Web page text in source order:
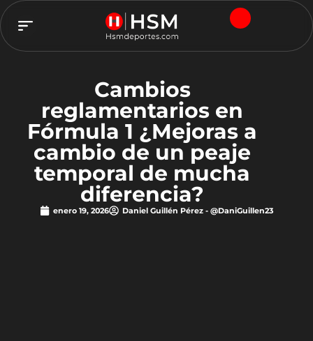
Cambios
reglamentarios en
Fórmula 1 ¿Mejoras a
cambio de un peaje
temporal de mucha
diferencia?
enero 19, 2026 Daniel Guillén Pérez - @DaniGuillen23